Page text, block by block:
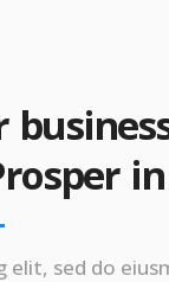
elit, sed do